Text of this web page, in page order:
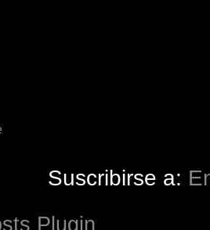
Suscribirse a: